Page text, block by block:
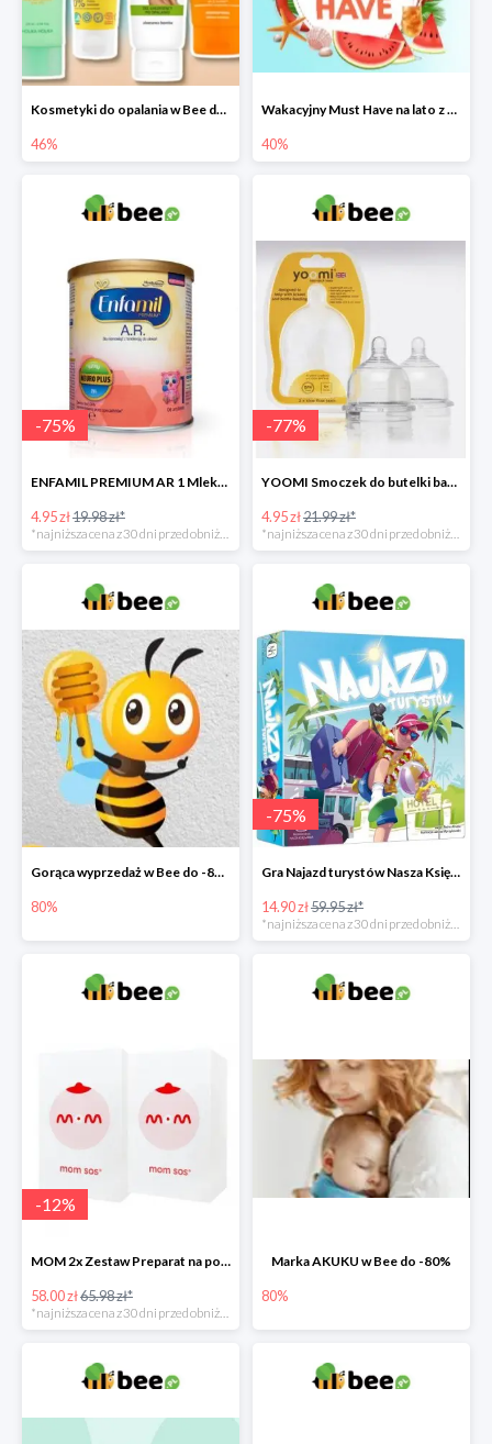
Kosmetyki do opalania w Bee do -46%
46%
Wakacyjny Must Have na lato z maluszkiem w Bee do -40%
40%
-75%
ENFAMIL PREMIUM AR 1 Mleko początkowe dla niemowląt -75%
4.95 zł19.98 zł*
*najniższa cena z 30 dni przed obniżką
-77%
YOOMI Smoczek do butelki bardzo wolny przepływ 0 m+ 2 szt. -77%
4.95 zł21.99 zł*
*najniższa cena z 30 dni przed obniżką
Gorąca wyprzedaż w Bee do -80%
80%
-75%
Gra Najazd turystów Nasza Księgarnia -75%
14.90 zł59.95 zł*
-12%
MOM 2x Zestaw Preparat na poprawę laktacji na mleku słodowym -12%
58.00 zł65.98 zł*
*najniższa cena z 30 dni przed obniżką
Marka AKUKU w Bee do -80%
80%